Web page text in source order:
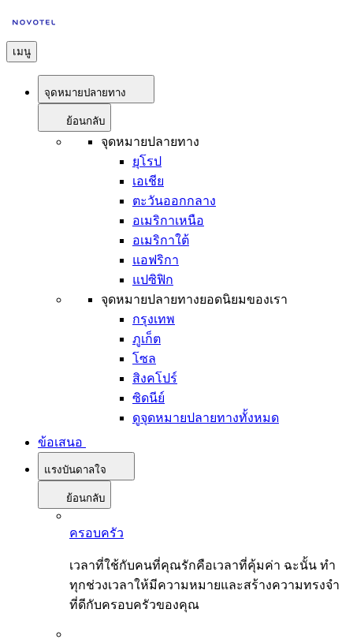
เมนู
จุดหมายปลายทาง
ย้อนกลับ
จุดหมายปลายทาง
ยุโรป
เอเชีย
ตะวันออกกลาง
อเมริกาเหนือ
อเมริกาใต้
แอฟริกา
แปซิฟิก
จุดหมายปลายทางยอดนิยมของเรา
กรุงเทพ
ภูเก็ต
โซล
สิงคโปร์
ซิดนีย์
ดูจุดหมายปลายทางทั้งหมด
ข้อเสนอ
แรงบันดาลใจ
ย้อนกลับ
ครอบครัว
เวลาที่ใช้กับคนที่คุณรักคือเวลาที่คุ้มค่า ฉะนั้น ทำ
ทุกช่วงเวลาให้มีความหมายและสร้างความทรงจำ
ที่ดีกับครอบครัวของคุณ